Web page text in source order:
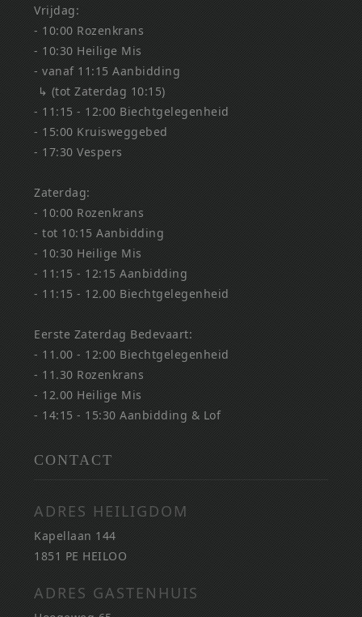
Vrijdag:
- 10:00 Rozenkrans
- 10:30 Heilige Mis
- vanaf 11:15 Aanbidding
↳ (tot Zaterdag 10:15)
- 11:15 - 12:00 Biechtgelegenheid
- 15:00 Kruisweggebed
- 17:30 Vespers
Zaterdag:
- 10:00 Rozenkrans
- tot 10:15 Aanbidding
- 10:30 Heilige Mis
- 11:15 - 12:15 Aanbidding
- 11:15 - 12.00 Biechtgelegenheid
Eerste Zaterdag Bedevaart:
- 11.00 - 12:00 Biechtgelegenheid
- 11.30 Rozenkrans
- 12.00 Heilige Mis
- 14:15 - 15:30 Aanbidding & Lof
CONTACT
ADRES HEILIGDOM
Kapellaan 144
1851 PE HEILOO
ADRES GASTENHUIS